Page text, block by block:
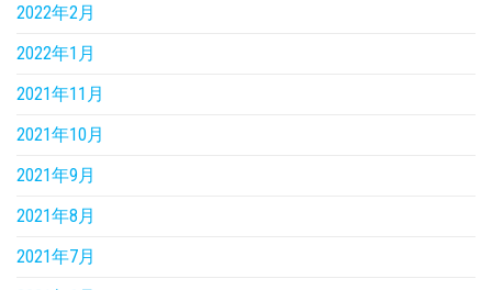
2022年2月
2022年1月
2021年11月
2021年10月
2021年9月
2021年8月
2021年7月